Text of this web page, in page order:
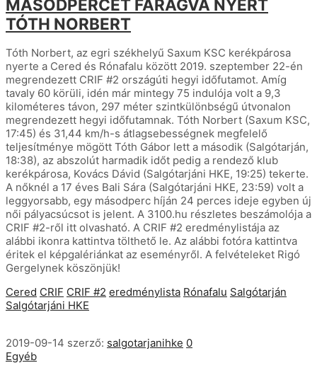
MÁSODPERCET FARAGVA NYERT
TÓTH NORBERT
Tóth Norbert, az egri székhelyű Saxum KSC kerékpárosa
nyerte a Cered és Rónafalu között 2019. szeptember 22-én
megrendezett CRIF #2 országúti hegyi időfutamot. Amíg
tavaly 60 körüli, idén már mintegy 75 indulója volt a 9,3
kilométeres távon, 297 méter szintkülönbségű útvonalon
megrendezett hegyi időfutamnak. Tóth Norbert (Saxum KSC,
17:45) és 31,44 km/h-s átlagsebességnek megfelelő
teljesítménye mögött Tóth Gábor lett a második (Salgótarján,
18:38), az abszolút harmadik időt pedig a rendező klub
kerékpárosa, Kovács Dávid (Salgótarjáni HKE, 19:25) tekerte.
A nőknél a 17 éves Bali Sára (Salgótarjáni HKE, 23:59) volt a
leggyorsabb, egy másodperc híján 24 perces ideje egyben új
női pályacsúcsot is jelent. A 3100.hu részletes beszámolója a
CRIF #2-ről itt olvasható. A CRIF #2 eredménylistája az
alábbi ikonra kattintva tölthető le. Az alábbi fotóra kattintva
éritek el képgalériánkat az eseményről. A felvételeket Rigó
Gergelynek köszönjük!
Cered CRIF CRIF #2 eredménylista Rónafalu Salgótarján
Salgótarjáni HKE
2019-09-14 szerző: salgotarjanihke 0
Egyéb